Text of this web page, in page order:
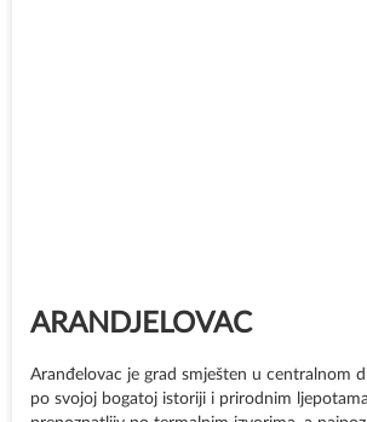
ARANDJELOVAC
Aranđelovac je grad smješten u centralnom
po svojoj bogatoj istoriji i prirodnim